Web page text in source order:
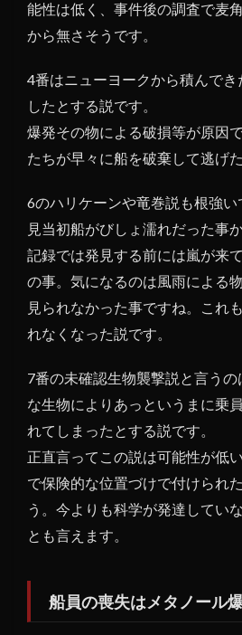
能性は低く、事件後の調査で麦
から無さそうです。
4番はニューヨークから積んで
したとする説です。
爆発その物による破損等が原因
たちが早々に船を破棄して逃げ
6のハリケーンや竜巻説も根強
見当初船がびしょ濡れだった事
記録では発見する前には嵐が来
の事。気になるのは風雨による
見られなかった事ですね。これ
れなくなった説です。
7番の未確認生物襲撃説と言う
な生物によりあっというまに乗
れてしまったとする説です。
正直言ってこの説は可能性が低
で保険的な位置づけで付けられ
う。今よりも科学が発達してい
とも言えます。
船員の喪失はメタノール